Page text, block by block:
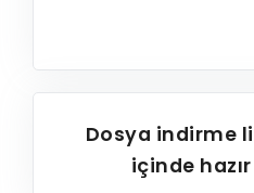
Dosya indirme
içinde